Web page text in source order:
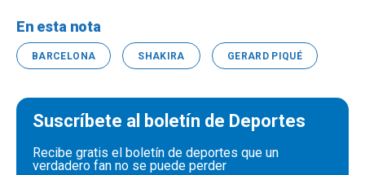
En esta nota
BARCELONA SHAKIRA GERARD PIQUÉ
Suscríbete al boletín de Deportes
Recibe gratis el boletín de deportes que un
verdadero fan no se puede perder